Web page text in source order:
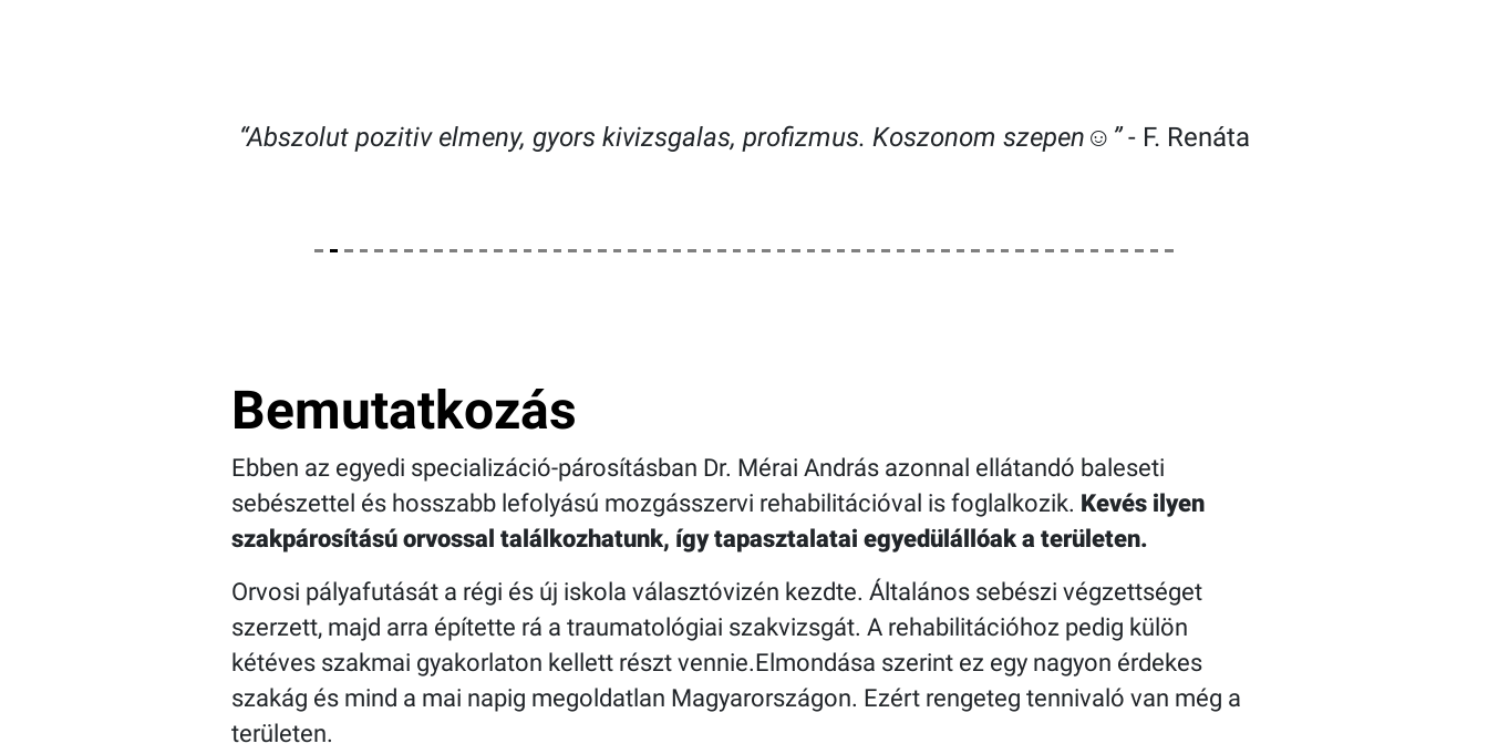
“Abszolut pozitiv elmeny, gyors kivizsgalas, profizmus. Koszonom szepen☺️”- F. Renáta
Bemutatkozás
Ebben az egyedi specializáció-párosításban Dr. Mérai András azonnal ellátandó baleseti
sebészettel és hosszabb lefolyású mozgásszervi rehabilitációval is foglalkozik. Kevés ilyen
szakpárosítású orvossal találkozhatunk, így tapasztalatai egyedülállóak a területen.
Orvosi pályafutását a régi és új iskola választóvizén kezdte. Általános sebészi végzettséget
szerzett, majd arra építette rá a traumatológiai szakvizsgát. A rehabilitációhoz pedig külön
kétéves szakmai gyakorlaton kellett részt vennie.Elmondása szerint ez egy nagyon érdekes
szakág és mind a mai napig megoldatlan Magyarországon. Ezért rengeteg tennivaló van még a
területen.